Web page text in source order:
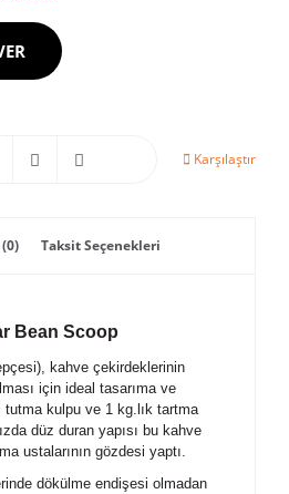
Karşılaştır
Taksit Seçenekleri
Bean Scoop
kahve çekirdeklerinin
için ideal tasarıma ve
kulpu ve 1 kg.lık tartma
düz duran yapısı bu kahve
ustalarının gözdesi yaptı.
dökülme endişesi olmadan